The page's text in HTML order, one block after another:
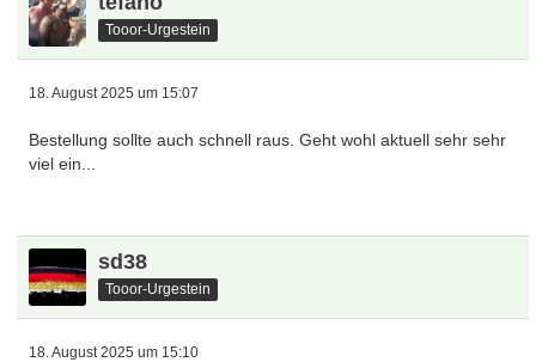
Tooor-Urgestein
18. August 2025 um 15:07
Bestellung sollte auch schnell raus. Geht wohl aktuell sehr sehr
viel ein...
sd38
Tooor-Urgestein
18. August 2025 um 15:10